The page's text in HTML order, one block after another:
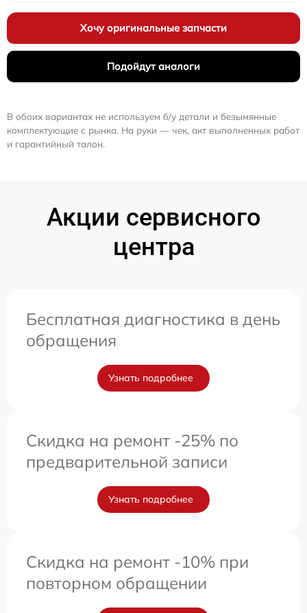
Хочу оригинальные запчасти
Подойдут аналоги
В обоих вариантах не используем б/у детали и безымянные
комплектующие с рынка. На руки — чек, акт выполненных работ
и гарантийный талон.
Акции сервисного
центра
Бесплатная диагностика в день
обращения
Узнать подробнее
Скидка на ремонт -25% по
предварительной записи
Узнать подробнее
Скидка на ремонт -10% при
повторном обращении